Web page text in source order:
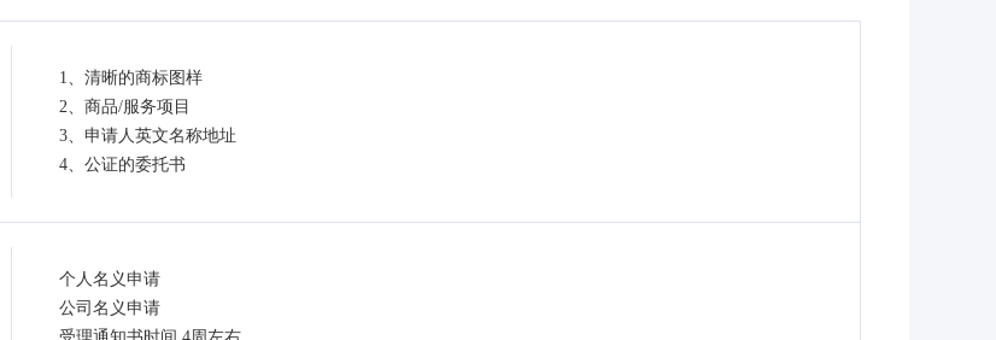
1、清晰的商标图样
2、商品/服务项目
3、申请人英文名称地址
4、公证的委托书
个人名义申请
公司名义申请